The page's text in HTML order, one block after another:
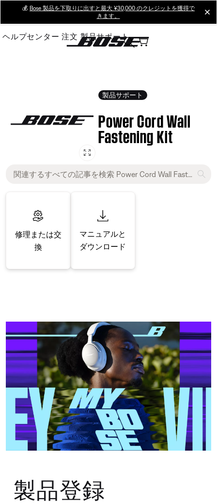
Main
💰 Bose 製品を下取りに出すと最大 ¥30,000 のクレジットを獲得で
きます。
ヘルプセンター 注文 製品サポート
製品サポート
Power Cord Wall
Fastening Kit
修理または交
換
マニュアルと
ダウンロード
製品登録